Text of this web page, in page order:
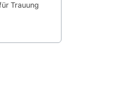
Trauung